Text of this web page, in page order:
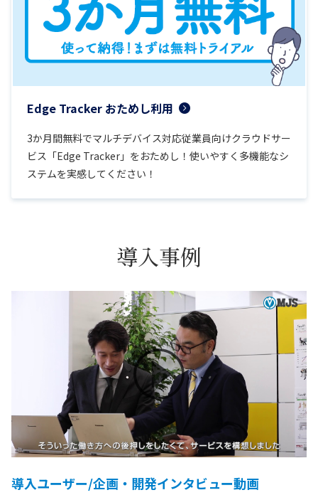
Edge Tracker おためし利用
3か月間無料でマルチデバイス対応従業員向けクラウドサー
ビス「Edge Tracker」をおためし！使いやすく多機能なシ
ステムを実感してください！
導入事例
導入ユーザー/企画・開発インタビュー動画